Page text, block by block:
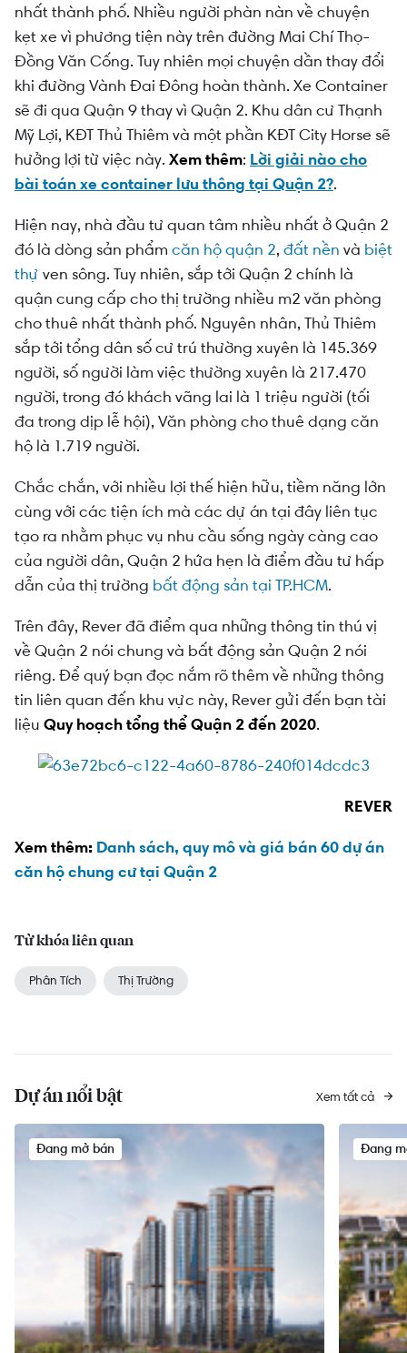
nhất thành phố. Nhiều người phàn nàn về chuyện
kẹt xe vì phương tiện này trên đường Mai Chí Thọ-
Đồng Văn Cống. Tuy nhiên mọi chuyện dần thay đổi
khi đường Vành Đai Đông hoàn thành. Xe Container
sẽ đi qua Quận 9 thay vì Quận 2. Khu dân cư Thạnh
Mỹ Lợi, KĐT Thủ Thiêm và một phần KĐT City Horse sẽ
hưởng lợi từ việc này. Xem thêm: Lời giải nào cho
bài toán xe container lưu thông tại Quận 2?.
Hiện nay, nhà đầu tư quan tâm nhiều nhất ở Quận 2
đó là dòng sản phẩm căn hộ quận 2, đất nền và biệt
thự ven sông. Tuy nhiên, sắp tới Quận 2 chính là
quận cung cấp cho thị trường nhiều m2 văn phòng
cho thuê nhất thành phố. Nguyên nhân, Thủ Thiêm
sắp tới tổng dân số cư trú thường xuyên là 145.369
người, số người làm việc thường xuyên là 217.470
người, trong đó khách vãng lai là 1 triệu người (tối
đa trong dịp lễ hội), Văn phòng cho thuê dạng căn
hộ là 1.719 người.
Chắc chắn, với nhiều lợi thế hiện hữu, tiềm năng lớn
cùng với các tiện ích mà các dự án tại đây liên tục
tạo ra nhằm phục vụ nhu cầu sống ngày càng cao
của người dân, Quận 2 hứa hẹn là điểm đầu tư hấp
dẫn của thị trường bất động sản tại TP.HCM.
Trên đây, Rever đã điểm qua những thông tin thú vị
về Quận 2 nói chung và bất động sản Quận 2 nói
riêng. Để quý bạn đọc nắm rõ thêm về những thông
tin liên quan đến khu vực này, Rever gửi đến bạn tài
liệu Quy hoạch tổng thể Quận 2 đến 2020.
REVER
Xem thêm: Danh sách, quy mô và giá bán 60 dự án
căn hộ chung cư tại Quận 2
Từ khóa liên quan
Phân Tích Thị Trường
Dự án nổi bật Xem tất cả
Đang mở bán Đang